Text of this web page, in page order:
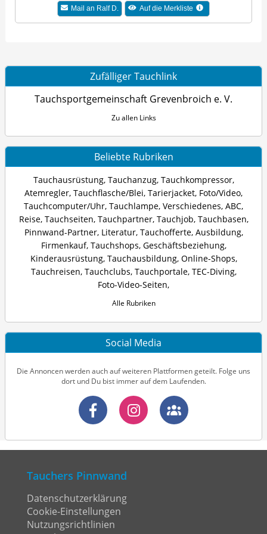
Mail an Ralf D. Auf die Merkliste
Zufälliger Tauchlink
Tauchsportgemeinschaft Grevenbroich e. V.
Zu allen Links
Beliebte Rubriken
Tauchausrüstung, Tauchanzug, Tauchkompressor,
Atemregler, Tauchflasche/Blei, Tarierjacket, Foto/Video,
Tauchcomputer/Uhr, Tauchlampe, Verschiedenes, ABC,
Reise, Tauchseiten, Tauchpartner, Tauchjob, Tauchbasen,
Pinnwand-Partner, Literatur, Tauchofferte, Ausbildung,
Firmenkauf, Tauchshops, Geschäftsbeziehung,
Kinderausrüstung, Tauchausbildung, Online-Shops,
Tauchreisen, Tauchclubs, Tauchportale, TEC-Diving,
Foto-Video-Seiten,
Alle Rubriken
Social Media
Die Annoncen werden auch auf weiteren Plattformen geteilt. Folge uns
dort und Du bist immer auf dem Laufenden.
Tauchers Pinnwand
Datenschutzerklärung
Cookie-Einstellungen
Nutzungsrichtlinien